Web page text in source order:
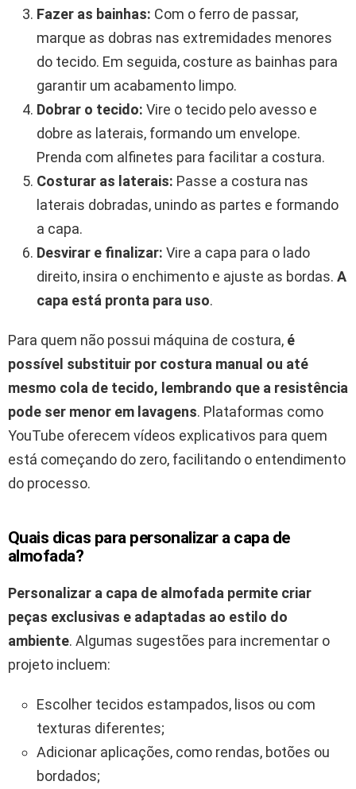
Fazer as bainhas: Com o ferro de passar,
marque as dobras nas extremidades menores
do tecido. Em seguida, costure as bainhas para
garantir um acabamento limpo.
Dobrar o tecido: Vire o tecido pelo avesso e
dobre as laterais, formando um envelope.
Prenda com alfinetes para facilitar a costura.
Costurar as laterais: Passe a costura nas
laterais dobradas, unindo as partes e formando
a capa.
Desvirar e finalizar: Vire a capa para o lado
direito, insira o enchimento e ajuste as bordas. A
capa está pronta para uso.
Para quem não possui máquina de costura, é
possível substituir por costura manual ou até
mesmo cola de tecido, lembrando que a resistência
pode ser menor em lavagens. Plataformas como
YouTube oferecem vídeos explicativos para quem
está começando do zero, facilitando o entendimento
do processo.
Quais dicas para personalizar a capa de
almofada?
Personalizar a capa de almofada permite criar
peças exclusivas e adaptadas ao estilo do
ambiente. Algumas sugestões para incrementar o
projeto incluem:
Escolher tecidos estampados, lisos ou com
texturas diferentes;
Adicionar aplicações, como rendas, botões ou
bordados;